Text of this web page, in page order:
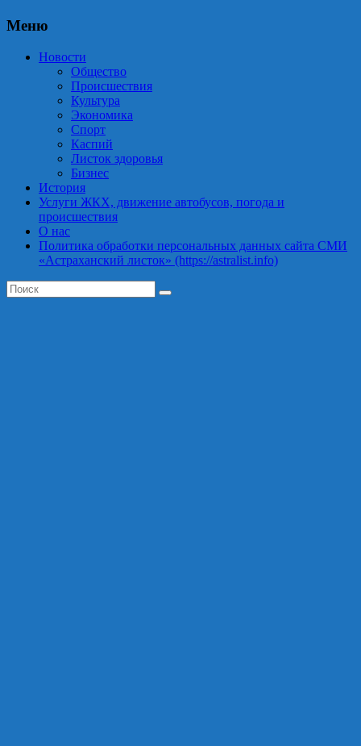
Меню
Новости
Общество
Происшествия
Культура
Экономика
Спорт
Каспий
Листок здоровья
Бизнес
История
Услуги ЖКХ, движение автобусов, погода и
происшествия
О нас
Политика обработки персональных данных сайта СМИ
«Астраханский листок» (https://astralist.info)